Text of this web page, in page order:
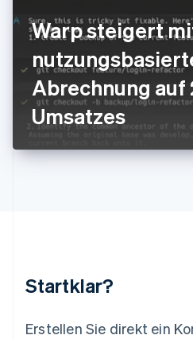
Warp steigert
Abrechnung auf
Umsatzes
Startklar?
Erstellen Sie direkt ein
English
Liechtenstein
Litauen
English
Luxemburg
FrançaisDeutschEnglish
Malaysia
Malta
Nederlands English
Norwegen
Österreich